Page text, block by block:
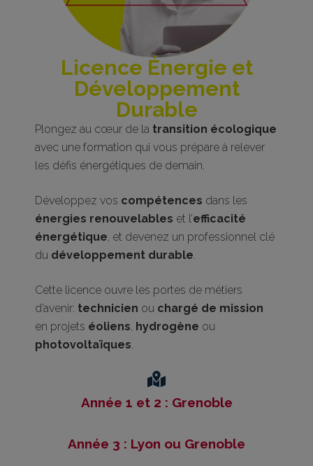
Licence Énergie et
Développement
Durable
Plongez au cœur de la transition écologique
avec une formation qui vous prépare à relever
les défis énergétiques de demain.
Développez vos compétences dans les
énergies renouvelables et l’efficacité
énergétique , et devenez un professionnel clé
du développement durable
Cette licence ouvre les portes de métiers
d’avenir: technicien ou chargé de mission
en projets éoliens hydrogène ou
photovoltaïques
Année 1 et 2 : Grenoble
Année 3 : Lyon ou Grenoble